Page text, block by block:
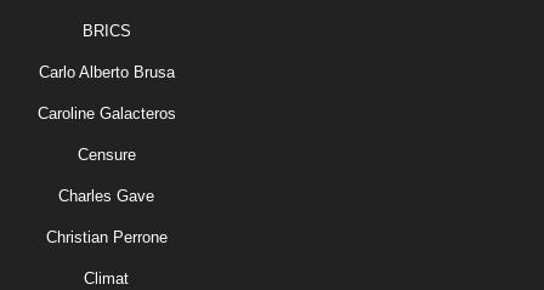
BRICS
Carlo Alberto Brusa
Caroline Galacteros
Censure
Charles Gave
Christian Perrone
Climat